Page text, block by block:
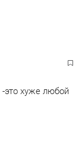
это хуже любой